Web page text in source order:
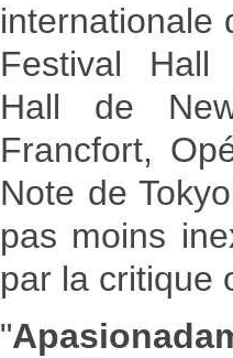
internationale
Festival Hall
Hall de
Francfort,
Note de
pas moins
par la critique
"